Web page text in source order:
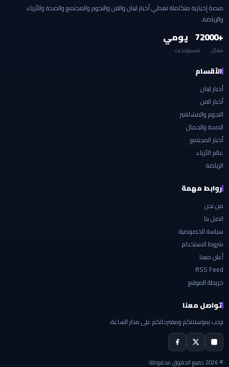
منصة إخبارية متكاملة تغطي أخبار لبنان والفن والنجوم والمجتمع والصحة والأزياء
والرياضة.
+2000
مقال
7
قسم
يومي
تحديث
الأقسام
أخبار لبنان
أخبار الفن
النجوم والمشاهير
الصحة والجمال
أخبار المجتمع
عالم الأزياء
الرياضة
روابط مهمة
من نحن
اتصل بنا
سياسة الخصوصية
شروط الاستخدام
أعلن معنا
RSS Feed
خريطة الموقع
تواصل معنا
نرحب بمراسلاتكم ومقترحاتكم على مدار الساعة.
© 2026 جميع الحقوق محفوظة